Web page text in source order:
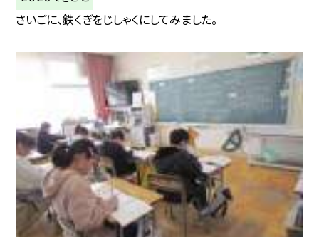
さいごに、鉄くぎをじしゃくにしてみました。